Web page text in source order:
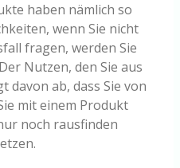
haben nämlich so
wenn Sie nicht
fragen, werden Sie
Nutzen, den Sie aus
davon ab, dass Sie von
mit einem Produkt
noch rausfinden